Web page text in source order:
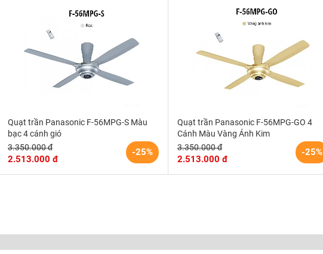
Quạt trần Panasonic F-56MPG-S Màu
bạc 4 cánh gió
-25%
3.350.000 đ
2.513.000 đ
Quạt trần Panasonic F-56MPG-GO 4
Cánh Màu Vàng Ánh Kim
-25%
3.350.000 đ
2.513.000 đ